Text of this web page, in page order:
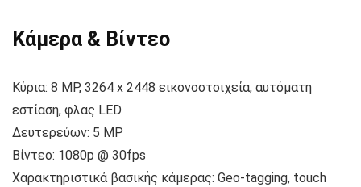
Κάμερα & Βίντεο
Κύρια: 8 MP, 3264 x 2448 εικονοστοιχεία, αυτόματη
εστίαση, φλας LED
Δευτερεύων: 5 MP
Βίντεο: 1080p @ 30fps
Χαρακτηριστικά βασικής κάμερας: Geo-tagging, touch